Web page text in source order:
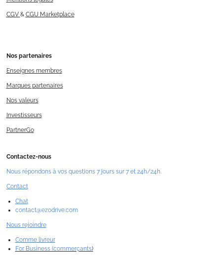
CGV & CGU Marketplace
Nos partenaires
Enseignes membres
Marques partenaires
Nos valeurs
Investisseurs
PartnerGo
Contactez-nous
Nous répondons à vos questions 7 jours sur 7 et 24h/24h.
Contact
Chat
contact@ezodrive.com
Nous rejoindre
Comme livreur
For Business (commerçants)